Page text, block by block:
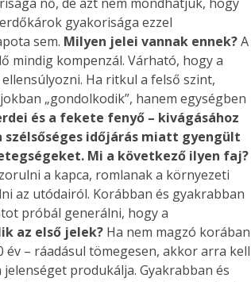
gyakorisága ezzel
sem. Milyen jelei vannak ennek?A
mindig kompenzál. Várható, hogy a
Ha ritkul a felső szint,
„gondolkodik”, hanem egységben
és a fekete fenyő – kivágásához
időjárás miatt gyengült
Mi a következő ilyen faj?
a kapca, romlanak a környezeti
az utódairól. Korábban és gyakrabban
próbál generálni, hogy a
az első jelek? Ha nem magzó korában
év – ráadásul tömegesen, akkor arra kell
produkálja. Gyakrabban és